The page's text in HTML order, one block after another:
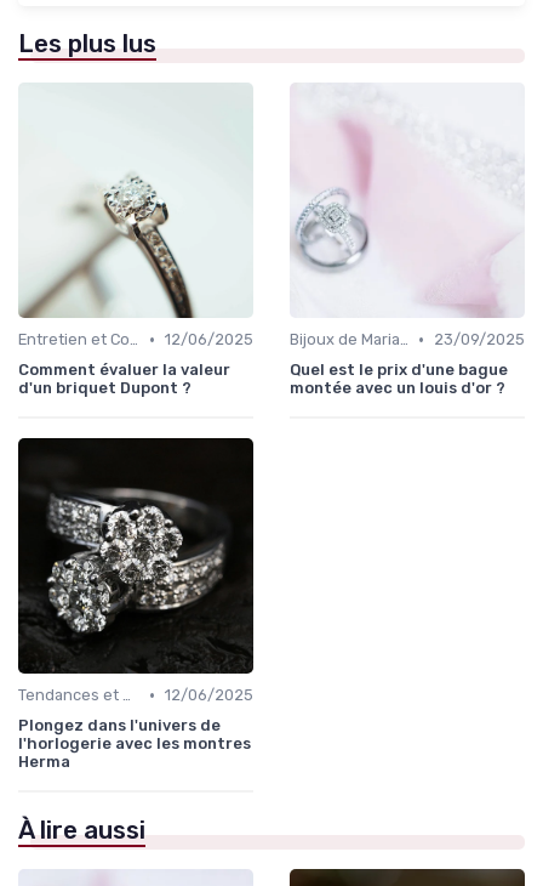
Les plus lus
Entretien et Conservation des Bijoux • 12/06/2025
Comment évaluer la valeur
d'un briquet Dupont ?
Bijoux de Mariage et de Fiançailles •
23/09/2025
Quel est le prix d'une bague
montée avec un louis d'or ?
Tendances et Conseils de Style • 12/06/2025
Plongez dans l'univers de
l'horlogerie avec les montres
Herma
À lire aussi